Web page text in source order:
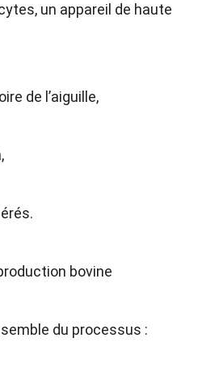
un appareil de haute
de l’aiguille,
bovine
du processus :